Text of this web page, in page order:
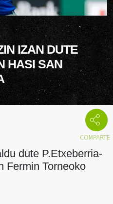
IZAN DUTE
HASI SAN
dute P.Etxeberria-
Fermin Torneoko